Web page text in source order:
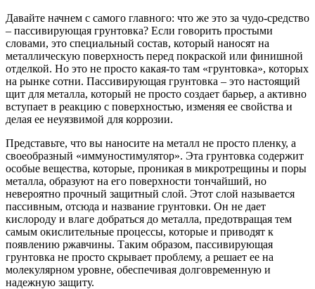
Давайте начнем с самого главного: что же это за чудо-средство
– пассивирующая грунтовка? Если говорить простыми
словами, это специальный состав, который наносят на
металлическую поверхность перед покраской или финишной
отделкой. Но это не просто какая-то там «грунтовка», которых
на рынке сотни. Пассивирующая грунтовка – это настоящий
щит для металла, который не просто создает барьер, а активно
вступает в реакцию с поверхностью, изменяя ее свойства и
делая ее неуязвимой для коррозии.
Представьте, что вы наносите на металл не просто пленку, а
своеобразный «иммуностимулятор». Эта грунтовка содержит
особые вещества, которые, проникая в микротрещины и поры
металла, образуют на его поверхности тончайший, но
невероятно прочный защитный слой. Этот слой называется
пассивным, отсюда и название грунтовки. Он не дает
кислороду и влаге добраться до металла, предотвращая тем
самым окислительные процессы, которые и приводят к
появлению ржавчины. Таким образом, пассивирующая
грунтовка не просто скрывает проблему, а решает ее на
молекулярном уровне, обеспечивая долговременную и
надежную защиту.